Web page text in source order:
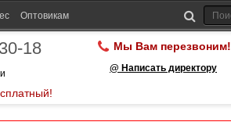
Оптовикам
18 Мы Вам перезвоним!
@ Написать директору